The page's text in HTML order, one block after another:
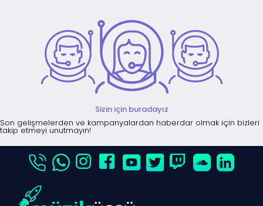
Sizin için buradayız
Son gelişmelerden ve kampanyalardan haberdar olmak için bizleri
takip etmeyi unutmayın!